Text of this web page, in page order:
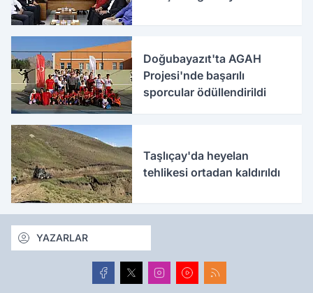
Doğubayazıt'ta AGAH
Projesi'nde başarılı
sporcular ödüllendirildi
Taşlıçay'da heyelan
tehlikesi ortadan kaldırıldı
YAZARLAR